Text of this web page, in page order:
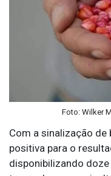
Foto: Wilker
Com a sinalização de
positiva para o
disponibilizando